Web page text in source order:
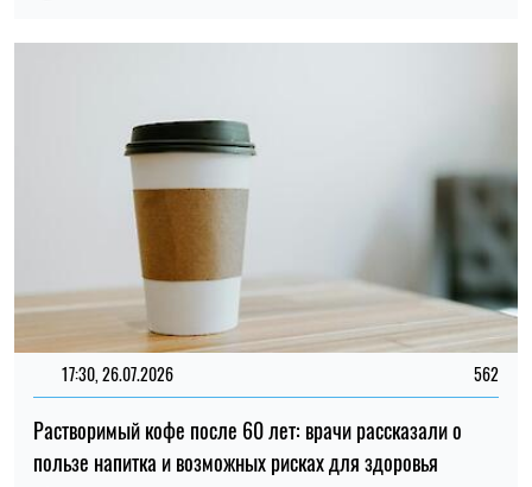
17:30, 26.07.2026 562
Растворимый кофе после 60 лет: врачи рассказали о
пользе напитка и возможных рисках для здоровья